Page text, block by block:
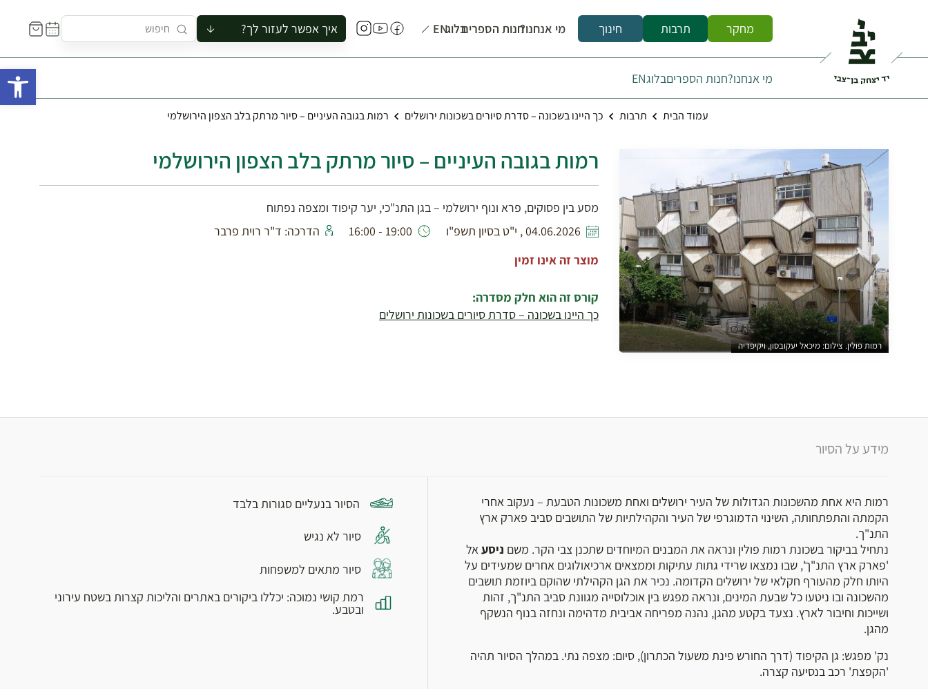
מחקר תרבות חינוך מי אנחנו?חנות הספריםבלוגEN איך אפשר לעזור לך?
להזמין סיור לקבוצה
להירשם לקורס
לקנות ספר
לתאם ביקור בצריף
מי אנחנו?חנות הספריםבלוגEN
עמוד הבית תרבות כך היינו בשכונה – סדרת סיורים בשכונות ירושלים רמות בגובה העיניים – סיור מרתק בלב הצפון הירושלמי
רמות פולין. צילום: מיכאל יעקובסון, ויקיפדיה
רמות בגובה העיניים – סיור מרתק בלב הצפון הירושלמי
מסע בין פסוקים, פרא ונוף ירושלמי – בגן התנ"כי, יער קיפוד ומצפה נפתוח
04.06.2026 , י"ט בסיון תשפ"ו
19:00 - 16:00
הדרכה: ד"ר רוית פרבר
מוצר זה אינו זמין
קורס זה הוא חלק מסדרה:
כך היינו בשכונה – סדרת סיורים בשכונות ירושלים
מידע על הסיור
רמות היא אחת מהשכונות הגדולות של העיר ירושלים ואחת משכונות הטבעת – נעקוב אחרי
הקמתה והתפתחותה, השינוי הדמוגרפי של העיר והקהילתיות של התושבים סביב פארק ארץ
התנ"ך.
נתחיל בביקור בשכונת רמות פולין ונראה את המבנים המיוחדים שתכנן צבי הקר. משם ניסעאל
'פארק ארץ התנ"ך', שבו נמצאו שרידי גתות עתיקות וממצאים ארכיאולוגים אחרים שמעידים על
היותו חלק מהעורף חקלאי של ירושלים הקדומה. נכיר את הגן הקהילתי שהוקם ביוזמת תושבים
מהשכונה ובו ניטעו כל שבעת המינים, ונראה מפגש בין אוכלוסייה מגוונת סביב התנ"ך, זהות
ושייכות וחיבור לארץ. נצעד בקטע מהגן, נהנה מפריחה אביבית מדהימה ונחזה בנוף הנשקף
מהגן.
נק' מפגש: גן הקיפוד (דרך החורש פינת משעול הכתרון), סיום: מצפה נתי. במהלך הסיור תהיה
'הקפצת' רכב בנסיעה קצרה.
הסיור בנעליים סגורות בלבד
סיור לא נגיש
סיור מתאים למשפחות
רמת קושי נמוכה: יכללו ביקורים באתרים והליכות קצרות בשטח עירוני
ובטבע.